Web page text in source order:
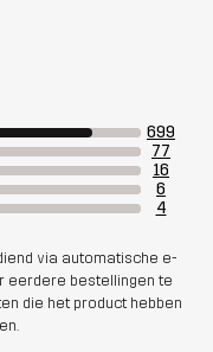
699
77
16
6
4
via automatische e-
eerdere bestellingen te
die het product hebben